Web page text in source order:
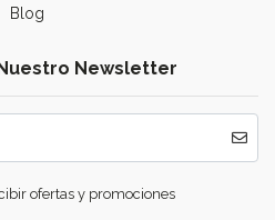
Blog
Newsletter
ofertas y promociones